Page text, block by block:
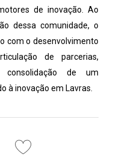
de inovação. Ao
dessa comunidade, o
com o desenvolvimento
de parcerias,
de um
à inovação em Lavras.